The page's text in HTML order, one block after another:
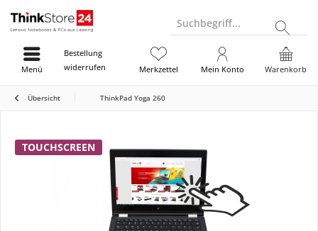
Suchbegriff...
Bestellung
widerrufen
Warenkorb
Merkzettel Mein Konto
Menü
Übersicht ThinkPad Yoga 260
TOUCHSCREEN